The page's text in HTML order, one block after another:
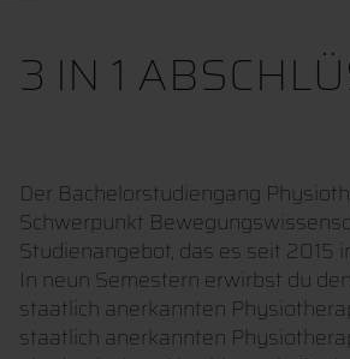
3 IN 1
Der Bachelorstudiengang
Schwerpunkt
Studienangebot, das es seit 2015
In neun Semestern erwirbst du
staatlich anerkannten
staatlich anerkannten